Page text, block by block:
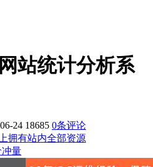
站统计分析系
24 18685 0条评论